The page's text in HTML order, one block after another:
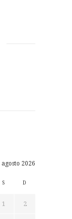
agosto 2026
S D
1 2